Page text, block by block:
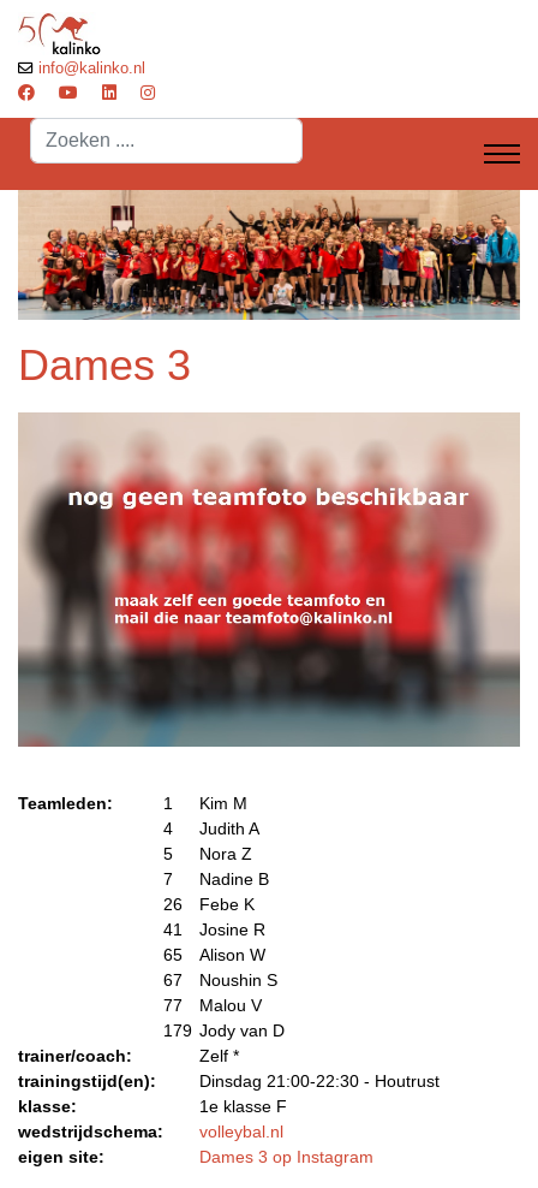
info@kalinko.nl
Search
...
Dames 3
Teamleden: 1
Kim M
4
Judith A
5
Nora Z
7
Nadine B
26
Febe K
41
Josine R
65
Alison W
67
Noushin S
77
Malou V
179 Jody van D
trainer/coach:
Zelf *
trainingstijd(en):
Dinsdag 21:00-22:30 - Houtrust
klasse:
1e klasse F
wedstrijdschema:
volleybal.nl
eigen site:
Dames 3 op Instagram